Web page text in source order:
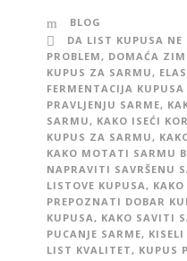
BLOG
DA LIST KUPUSA NE
PROBLEM, DOMAĆA
KUPUS ZA SARMU,
FERMENTACIJA
PRAVLJENJU SARME,
SARMU, KAKO ISEĆI
KUPUS ZA SARMU,
KAKO MOTATI SARMU
NAPRAVITI SAVRŠENU
LISTOVE KUPUSA,
PREPOZNATI DOBAR
KUPUSA, KAKO SAVITI
PUCANJE SARME,
LIST KVALITET, KUPUS